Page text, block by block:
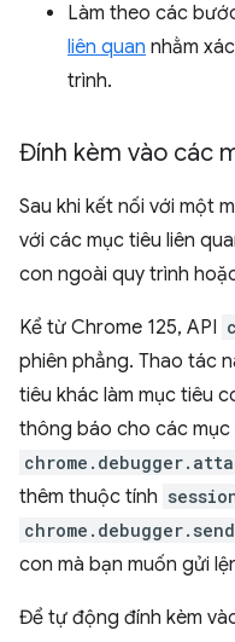
Làm theo các
liên quan nhằm
trình.
Đính kèm vào các
Sau khi kết nối với một
với các mục tiêu liên
con ngoài quy trình
Kể từ Chrome 125, API
phiên phẳng. Thao tác
tiêu khác làm mục tiêu
thông báo cho các
thêm thuộc tính
con mà bạn muốn gửi
Để tự động đính kèm